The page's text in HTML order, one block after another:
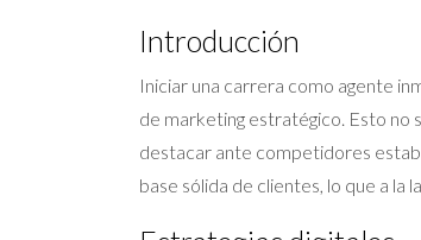
Introducción
Iniciar una carrera como agente
de marketing estratégico. Esto no
destacar ante competidores
base sólida de clientes, lo que a la